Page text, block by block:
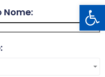
Barra de Ferramentas Aberta
Nome: